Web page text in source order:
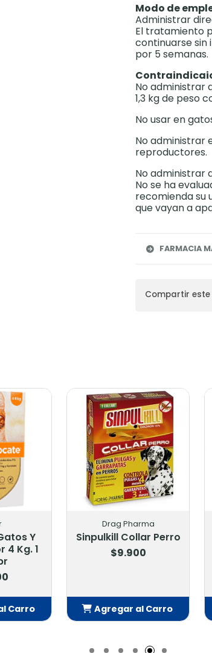
Modo de
Administrar
El tratamiento
continuarse
por 5 semanas.
No administrar
1,3 kg de peso
No usar en
No administrar
reproductores.
No administrar
No se ha
recomienda su
que vayan a
FARMACIA
Compartir
Perro
Carro
Drag Pharma
Sinpul Sobre 20 Gr.
$4.200
Agregar al Carro